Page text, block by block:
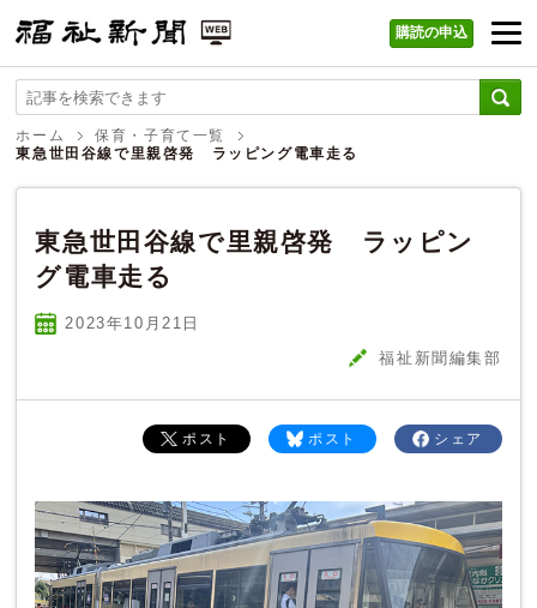
福祉新聞 WEB
購読の申込
ホーム
保育・子育て一覧
東急世田谷線で里親啓発 ラッピング電車走る
東急世田谷線で里親啓発 ラッピン
グ電車走る
2023年10 月21 日
福祉新聞編集部
シェア
ポスト
ポスト